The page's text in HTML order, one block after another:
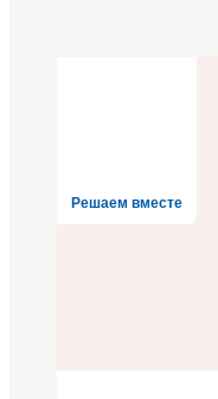
Решаем вместе